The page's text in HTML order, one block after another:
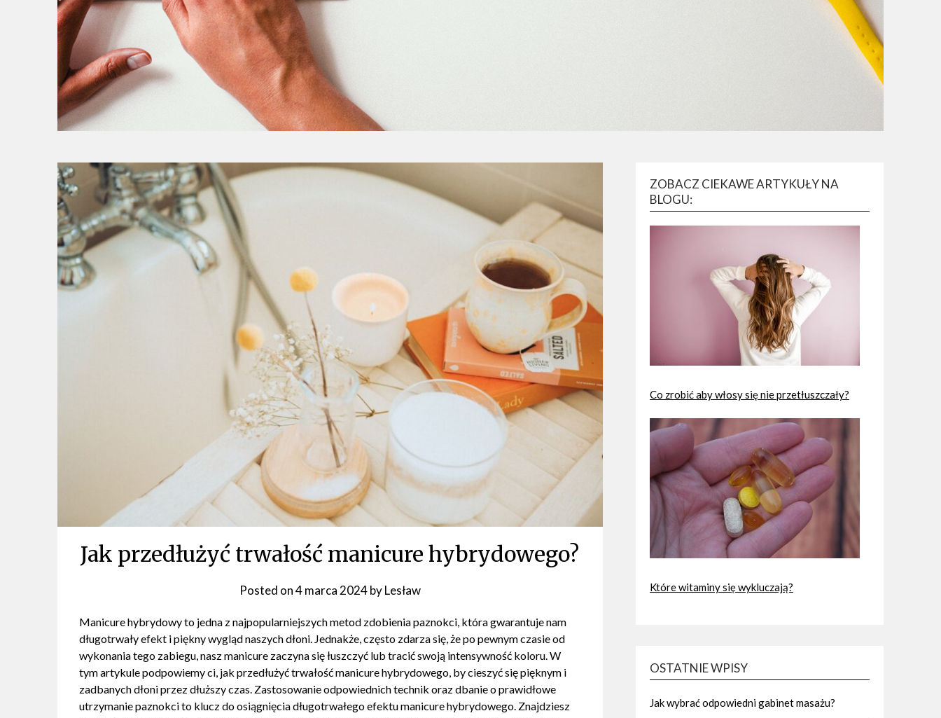
Jak przedłużyć trwałość manicure hybrydowego?
Posted on4 marca 2024byLesław
Manicure hybrydowy to jedna z najpopularniejszych metod zdobienia paznokci, która gwarantuje nam
długotrwały efekt i piękny wygląd naszych dłoni. Jednakże, często zdarza się, że po pewnym czasie od
wykonania tego zabiegu, nasz manicure zaczyna się łuszczyć lub tracić swoją intensywność koloru. W
tym artykule podpowiemy ci, jak przedłużyć trwałość manicure hybrydowego, by cieszyć się pięknym i
zadbanych dłoni przez dłuższy czas. Zastosowanie odpowiednich technik oraz dbanie o prawidłowe
utrzymanie paznokci to klucz do osiągnięcia długotrwałego efektu manicure hybrydowego. Znajdziesz
ZOBACZ CIEKAWE ARTYKUŁY NA
BLOGU:
Co zrobić aby włosy się nie przetłuszczały?
Które witaminy się wykluczają?
OSTATNIE WPISY
Jak wybrać odpowiedni gabinet masażu?